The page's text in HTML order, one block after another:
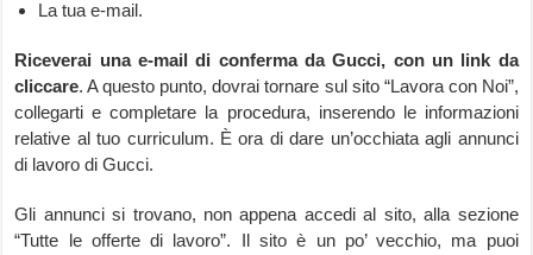
La tua e-mail.
Riceverai una e-mail di conferma da Gucci, con un link da
cliccare. A questo punto, dovrai tornare sul sito “Lavora con Noi”,
collegarti e completare la procedura, inserendo le informazioni
relative al tuo curriculum. È ora di dare un’occhiata agli annunci
di lavoro di Gucci.
Gli annunci si trovano, non appena accedi al sito, alla sezione
“Tutte le offerte di lavoro”. Il sito è un po’ vecchio, ma puoi